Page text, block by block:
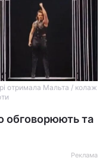
отримала Мальта / колаж
обговорюють та
Реклама